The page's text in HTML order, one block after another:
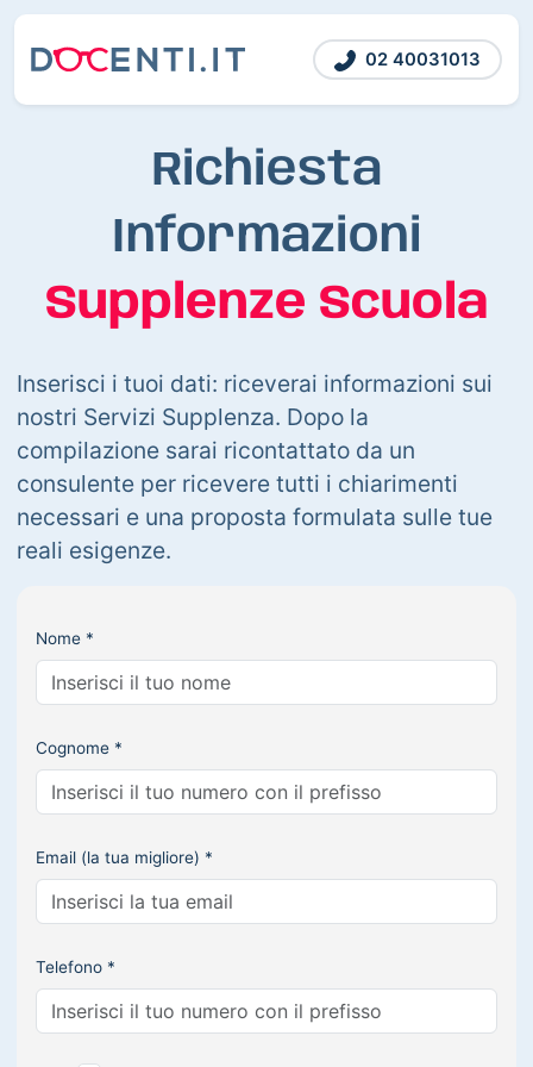
02 40031013
Richiesta
Informazioni
Supplenze Scuola
Inserisci i tuoi dati: riceverai informazioni sui
nostri Servizi Supplenza. Dopo la
compilazione sarai ricontattato da un
consulente per ricevere tutti i chiarimenti
necessari e una proposta formulata sulle tue
reali esigenze.
Nome *
Cognome *
Email (la tua migliore) *
Telefono *